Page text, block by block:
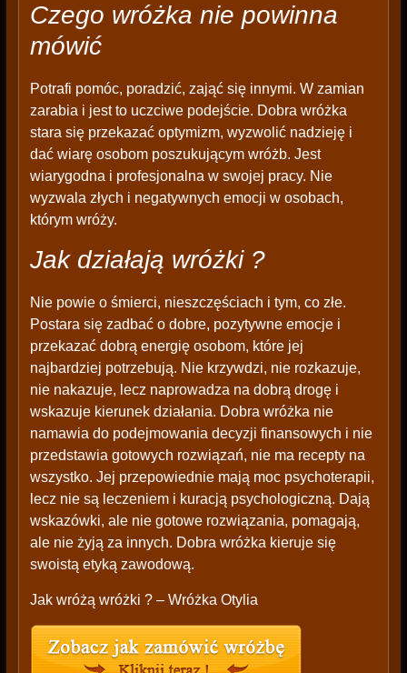
Czego wróżka nie powinna
mówić
Potrafi pomóc, poradzić, zająć się innymi. W zamian
zarabia i jest to uczciwe podejście. Dobra wróżka
stara się przekazać optymizm, wyzwolić nadzieję i
dać wiarę osobom poszukującym wróżb. Jest
wiarygodna i profesjonalna w swojej pracy. Nie
wyzwala złych i negatywnych emocji w osobach,
którym wróży.
Jak działają wróżki ?
Nie powie o śmierci, nieszczęściach i tym, co złe.
Postara się zadbać o dobre, pozytywne emocje i
przekazać dobrą energię osobom, które jej
najbardziej potrzebują. Nie krzywdzi, nie rozkazuje,
nie nakazuje, lecz naprowadza na dobrą drogę i
wskazuje kierunek działania. Dobra wróżka nie
namawia do podejmowania decyzji finansowych i nie
przedstawia gotowych rozwiązań, nie ma recepty na
wszystko. Jej przepowiednie mają moc psychoterapii,
lecz nie są leczeniem i kuracją psychologiczną. Dają
wskazówki, ale nie gotowe rozwiązania, pomagają,
ale nie żyją za innych. Dobra wróżka kieruje się
swoistą etyką zawodową.
Jak wróżą wróżki ? – Wróżka Otylia